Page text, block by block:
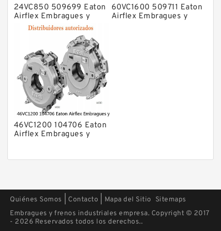
24VC850 509699 Eaton
Airflex Embragues y
Frenos
60VC1600 509711 Eaton
Airflex Embragues y
46VC1200 104706 Eaton
Airflex Embragues y
Quiénes Somos Contacto Mapa del Sitio
Sitemaps
Embragues y frenos industriales empresa. Copyright © 2017
- 2026 Reservados todos los derechos..